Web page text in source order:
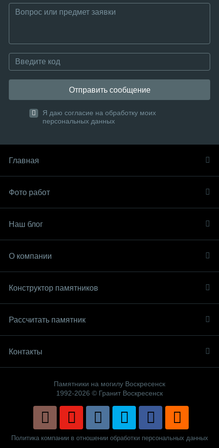
Отправить сообщение
Я даю согласие на обработку моих
персональных данных
Главная
Фото работ
Наш блог
О компании
Конструктор памятников
Рассчитать памятник
Контакты
Памятники на могилу Воскресенск
1992-2026 © Гранит Воскресенск
Политика компании в отношении обработки персональных данных